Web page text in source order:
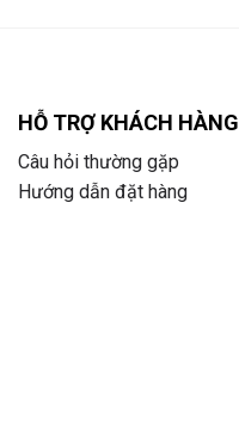
HỖ TRỢ KHÁCH HÀNG
Câu hỏi thường gặp
Hướng dẫn đặt hàng